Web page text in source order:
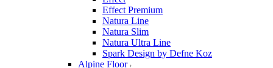
Effect Premium
Natura Line
Natura Slim
Natura Ultra Line
Spark Design by Defne Koz
Alpine Floor